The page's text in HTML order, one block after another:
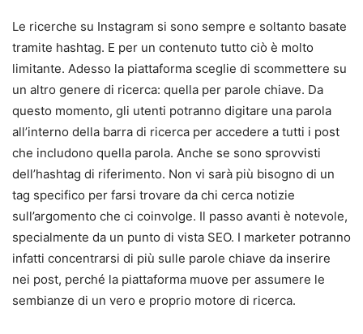
Le ricerche su Instagram si sono sempre e soltanto basate
tramite hashtag. E per un contenuto tutto ciò è molto
limitante. Adesso la piattaforma sceglie di scommettere su
un altro genere di ricerca: quella per parole chiave. Da
questo momento, gli utenti potranno digitare una parola
all’interno della barra di ricerca per accedere a tutti i post
che includono quella parola. Anche se sono sprovvisti
dell’hashtag di riferimento. Non vi sarà più bisogno di un
tag specifico per farsi trovare da chi cerca notizie
sull’argomento che ci coinvolge. Il passo avanti è notevole,
specialmente da un punto di vista SEO. I marketer potranno
infatti concentrarsi di più sulle parole chiave da inserire
nei post, perché la piattaforma muove per assumere le
sembianze di un vero e proprio motore di ricerca.